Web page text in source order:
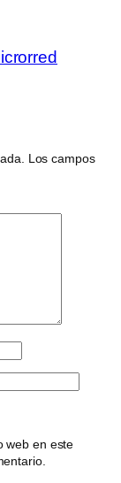
Los campos
web en este